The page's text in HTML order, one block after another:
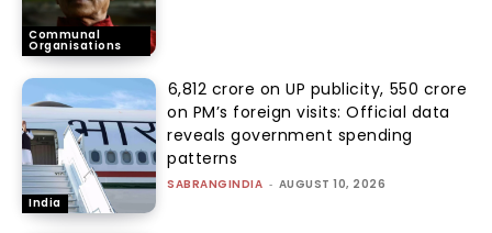
Communal
Organisations
India
₹6,812 crore on UP publicity, ₹550 crore
on PM’s foreign visits: Official data
reveals government spending
patterns
SABRANGINDIA - AUGUST 10, 2026